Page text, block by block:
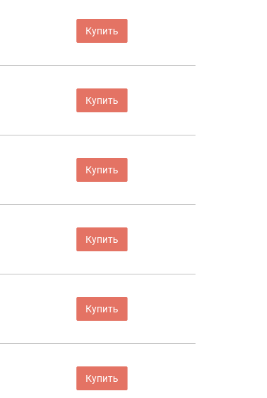
Купить
Купить
Купить
Купить
Купить
Купить